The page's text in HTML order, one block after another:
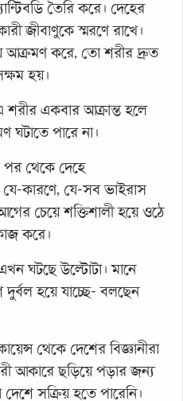
তৈরি করে। দেহের
জীবাণুকে স্মরণে রাখে।
আক্রমণ করে, তো শরীর দ্রুত
হয়।
শরীর একবার আক্রান্ত হলে
ঘটাতে পারে না।
পর থেকে দেহে
যে-কারণে, যে-সব ভাইরাস
চেয়ে শক্তিশালী হয়ে ওঠে
করে।
ঘটছে উল্টোটা। মানে
দুর্বল হয়ে যাচ্ছে- বলছেন
থেকে দেশের বিজ্ঞানীরা
আকারে ছড়িয়ে পড়ার জন্য
সক্রিয় হতে পারেনি।